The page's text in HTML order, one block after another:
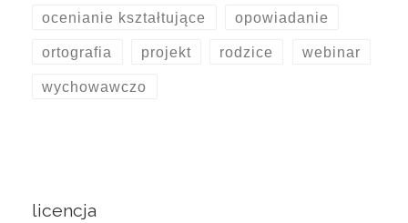
ocenianie kształtujące opowiadanie
ortografia projekt rodzice webinar
wychowawczo
licencja